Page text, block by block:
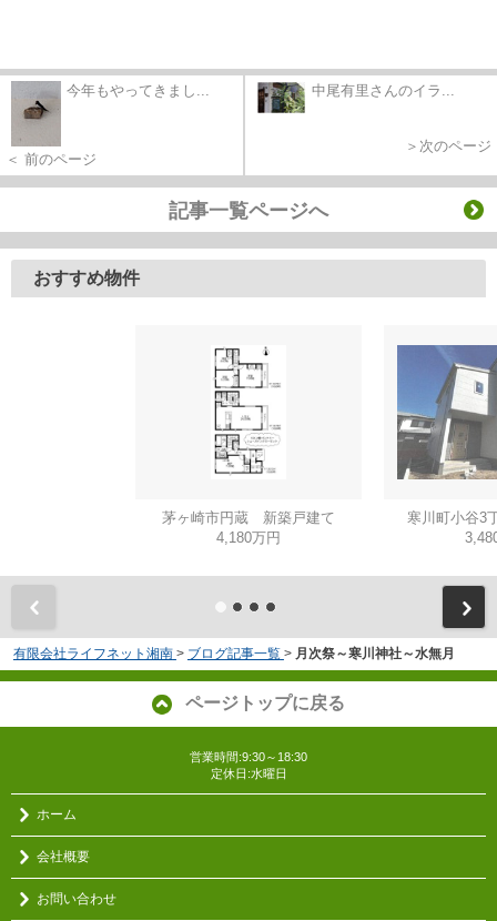
今年もやってきまし...
＜ 前のページ
中尾有里さんのイラ...
＞次のページ
記事一覧ページへ
おすすめ物件
茅ヶ崎市円蔵 新築戸建て
4,180万円
寒川町小谷3
有限会社ライフネット湘南 > ブログ記事一覧 > 月次祭～寒川神社～水無月
ページトップに戻る
営業時間:9:30～18:30
定休日:水曜日
ホーム
会社概要
お問い合わせ